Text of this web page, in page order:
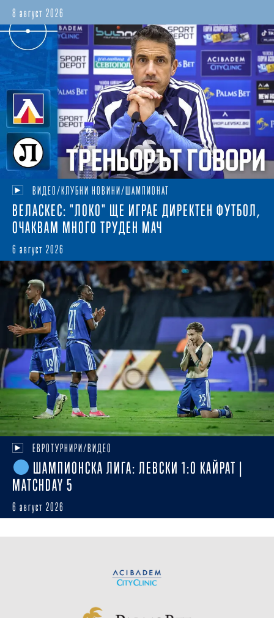
8 август 2026
ВИДЕО/КЛУБНИ НОВИНИ/ШАМПИОНАТ
ВЕЛАСКЕС: "ЛОКО" ЩЕ ИГРАЕ ДИРЕКТЕН ФУТБОЛ,
ОЧАКВАМ МНОГО ТРУДЕН МАЧ
6 август 2026
ЕВРОТУРНИРИ/ВИДЕО
ШАМПИОНСКА ЛИГА: ЛЕВСКИ 1:0 КАЙРАТ |
MATCHDAY 5
6 август 2026